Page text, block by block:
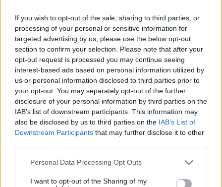
If you wish to opt-out of the sale, sharing to third parties, or
processing of your personal or sensitive information for
targeted advertising by us, please use the below opt-out
section to confirm your selection. Please note that after your
opt-out request is processed you may continue seeing
interest-based ads based on personal information utilized by
us or personal information disclosed to third parties prior to
your opt-out. You may separately opt-out of the further
disclosure of your personal information by third parties on the
IAB’s list of downstream participants. This information may
also be disclosed by us to third parties on the IAB’s List of
Downstream Participants that may further disclose it to other
Please note that this website/app uses one or more Google
not limited to your visit or usage behaviour. You may click to
Personal Data Processing Opt Outs
I want to opt-out of the Sharing of my
Ο οδηγός του φορτηγού περιγράφει πώς έγινε το
τροχαίο με τους νεκρούς μάνα και γιο στις Σέρρες,
η 43χρονη και ο 21χρονος πήγαιναν μαζί για
δουλειά
07.08.2026, 13:17
«Δεν το πιστεύουμε», λένε οι
Αφγανό στη Λέσβο - Η αρχική εκδοχή